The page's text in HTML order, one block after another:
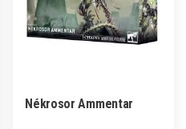
Nékrosor Ammentar